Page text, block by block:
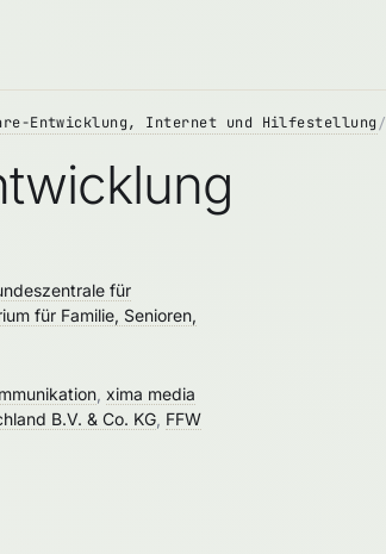
Entwicklung, Internet und Hilfestellung
für
für Familie, Senioren,
xima media
B.V. & Co. KG FFW